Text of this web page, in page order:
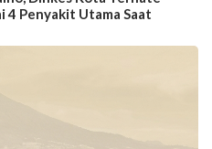
4 Penyakit Utama Saat